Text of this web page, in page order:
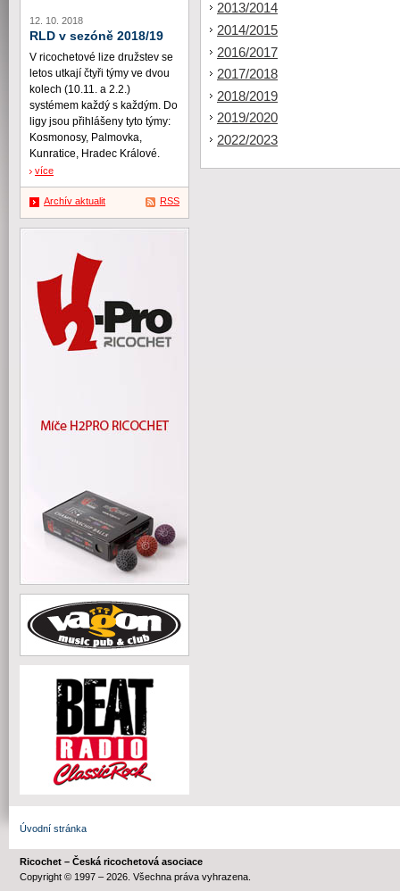
2013/2014
2014/2015
2016/2017
2017/2018
2018/2019
2019/2020
2022/2023
12. 10. 2018
RLD v sezóně 2018/19
V ricochetové lize družstev se
letos utkají čtyři týmy ve dvou
kolech (10.11. a 2.2.)
systémem každý s každým. Do
ligy jsou přihlášeny tyto týmy:
Kosmonosy, Palmovka,
Kunratice, Hradec Králové.
více
Archív aktualit RSS
Úvodní stránka
Ricochet – Česká ricochetová asociace
Copyright © 1997 – 2026. Všechna práva vyhrazena.